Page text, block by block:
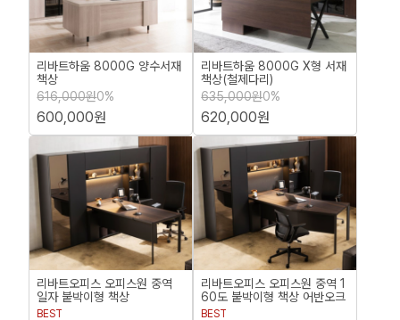
리바트하움 8000G 양수서재
책상
616,000원0%
600,000원
리바트하움 8000G X형 서재
책상(철제다리)
635,000원0%
620,000원
리바트오피스 오피스원 중역
일자 붙박이형 책상
BEST
리바트오피스 오피스원 중역 1
60도 붙박이형 책상 어반오크
BEST